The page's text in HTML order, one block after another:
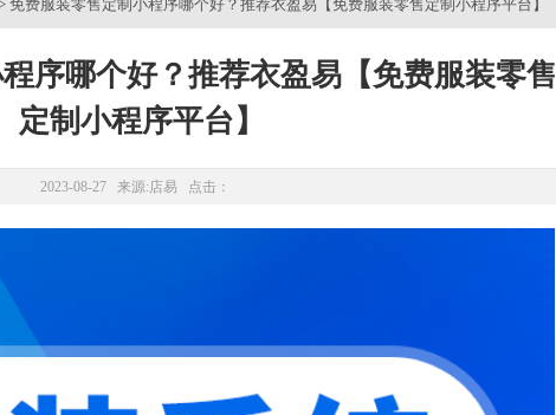
免费服装零售定制小程序哪个好？推荐衣盈易【免费服装零售定制小程序平台】
序哪个好？推荐衣盈易【免费服装零售
定制小程序平台】
2023-08-27 来源:店易 点击：